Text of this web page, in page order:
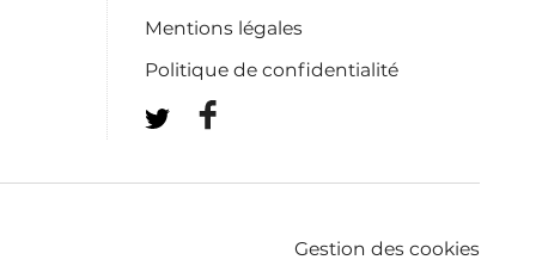
Mentions légales
Politique de confidentialité
Gestion des cookies